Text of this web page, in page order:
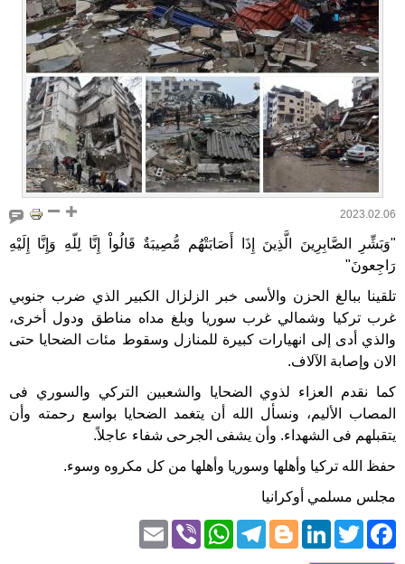
2023.02.06
"وَبَشِّرِ الصَّابِرِينَ الَّذِينَ إِذَا أَصَابَتْهُم مُّصِيبَةٌ قَالُواْ إِنَّا لِلّهِ وَإِنَّا إِلَيْهِ
رَاجِعونَ"
تلقينا ببالغ الحزن والأسى خبر الزلزال الكبير الذي ضرب جنوبي
غرب تركيا وشمالي غرب سوريا وبلغ مداه مناطق ودول أخرى،
والذي أدى إلى انهيارات كبيرة للمنازل وسقوط مئات الضحايا حتى
الان وإصابة الآلاف.
كما نقدم العزاء لذوي الضحايا والشعبين التركي والسوري فى
المصاب الأليم، ونسأل الله أن يتغمد الضحايا بواسع رحمته وأن
يتقبلهم فى الشهداء. وأن يشفى الجرحى شفاء عاجلاً.
حفظ الله تركيا وأهلها وسوريا وأهلها من كل مكروه وسوء.
مجلس مسلمي أوكرانيا
Facebook
Twitter
LinkedIn
Blogger
Telegram
WhatsApp
Viber